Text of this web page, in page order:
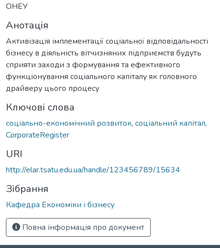
ОНЕУ
Анотація
Активізація імплементації соціальної відповідальності
бізнесу в діяльність вітчизняних підприємств будуть
сприяти заходи з формування та ефективного
функціонування соціального капіталу як головного
драйверу цього процесу
Ключові слова
соціально-економічний розвиток, соціальний капітал,
CorporateRegister
URI
http://elar.tsatu.edu.ua/handle/123456789/15634
Зібрання
Кафедра Економіки і бізнесу
Повна інформація про документ